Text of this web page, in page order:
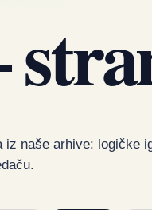
iz naše arhive: logičke